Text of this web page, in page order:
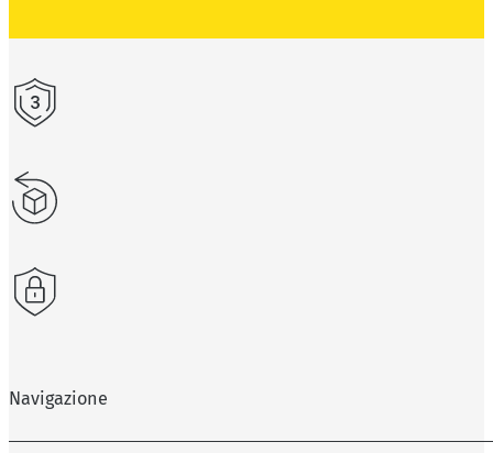
Navigazione